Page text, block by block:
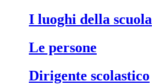
I luoghi della scuola
Le persone
Dirigente scolastico